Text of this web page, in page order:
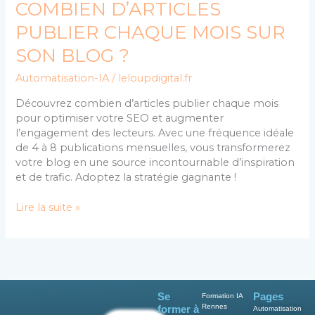
COMBIEN D’ARTICLES
PUBLIER CHAQUE MOIS SUR
SON BLOG ?
Automatisation-IA/ leloupdigital.fr
Découvrez combien d’articles publier chaque mois
pour optimiser votre SEO et augmenter
l’engagement des lecteurs. Avec une fréquence idéale
de 4 à 8 publications mensuelles, vous transformerez
votre blog en une source incontournable d’inspiration
et de trafic. Adoptez la stratégie gagnante !
Lire la suite »
Se
former à
Formation IA
Rennes
Pages
Automatisation